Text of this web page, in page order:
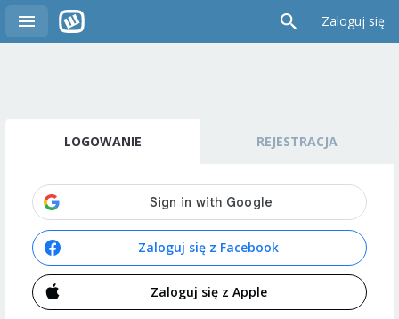
Zaloguj się
LOGOWANIE REJESTRACJA
Zaloguj się z Facebook
Zaloguj się z Apple